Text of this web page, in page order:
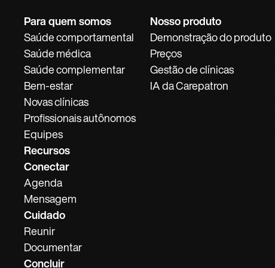
Para quem somos
Saúde comportamental
Saúde médica
Saúde complementar
Bem-estar
Novas clínicas
Profissionais autônomos
Equipes
Recursos
Conectar
Agenda
Mensagem
Cuidado
Reunir
Documentar
Concluir
Nosso produto
Demonstração do produto
Preços
Gestão de clínicas
IA da Carepatron